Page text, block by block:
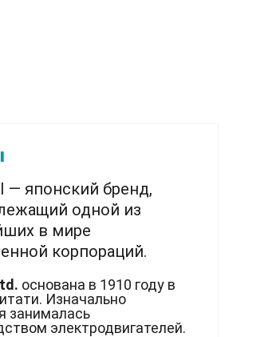
— японский бренд,
одной из
в мире
корпораций.
основана в 1910 году в
Изначально
занималась
электродвигателей.